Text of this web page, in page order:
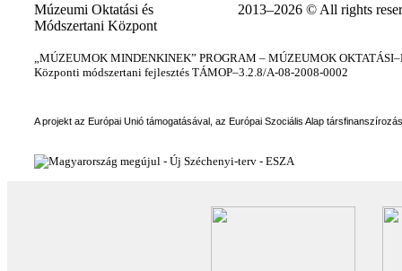
Múzeumi Oktatási és
Módszertani Központ
2013–2026 © All rights
„MÚZEUMOK MINDENKINEK” PROGRAM – MÚZEUMOK
Központi módszertani fejlesztés TÁMOP–3.2.8/A-08-2008-0002
A projekt az Európai Unió támogatásával, az Európai Szociális Alap